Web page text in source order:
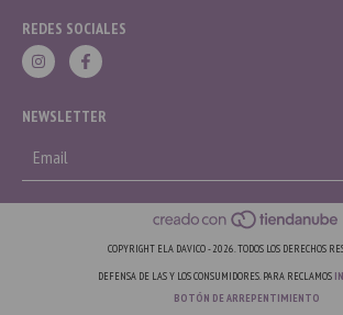
REDES SOCIALES
NEWSLETTER
COPYRIGHT ELA DAVICO - 2026. TODOS LOS DERECHOS
DEFENSA DE LAS Y LOS CONSUMIDORES. PARA RECLAMOS
BOTÓN DE ARREPENTIMIENTO